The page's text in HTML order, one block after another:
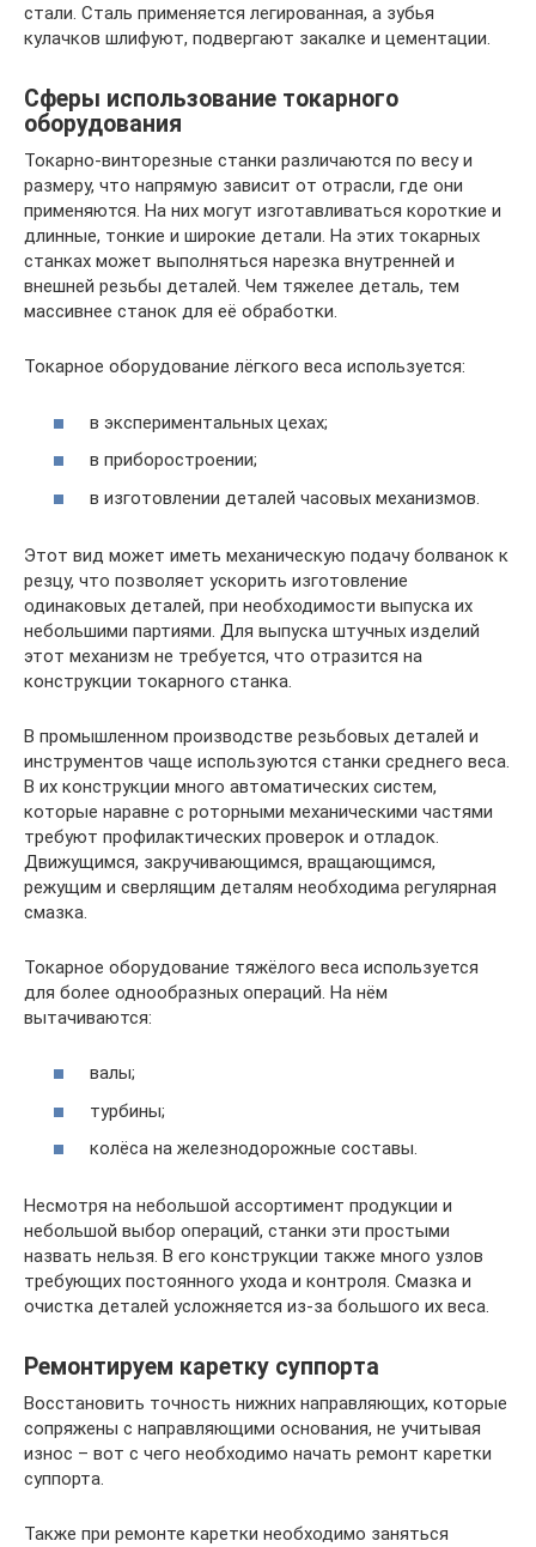
стали. Сталь применяется легированная, а зубья
кулачков шлифуют, подвергают закалке и цементации.
Сферы использование токарного
оборудования
Токарно-винторезные станки различаются по весу и
размеру, что напрямую зависит от отрасли, где они
применяются. На них могут изготавливаться короткие и
длинные, тонкие и широкие детали. На этих токарных
станках может выполняться нарезка внутренней и
внешней резьбы деталей. Чем тяжелее деталь, тем
массивнее станок для её обработки.
Токарное оборудование лёгкого веса используется:
в экспериментальных цехах;
в приборостроении;
в изготовлении деталей часовых механизмов.
Этот вид может иметь механическую подачу болванок к
резцу, что позволяет ускорить изготовление
одинаковых деталей, при необходимости выпуска их
небольшими партиями. Для выпуска штучных изделий
этот механизм не требуется, что отразится на
конструкции токарного станка.
В промышленном производстве резьбовых деталей и
инструментов чаще используются станки среднего веса.
В их конструкции много автоматических систем,
которые наравне с роторными механическими частями
требуют профилактических проверок и отладок.
Движущимся, закручивающимся, вращающимся,
режущим и сверлящим деталям необходима регулярная
смазка.
Токарное оборудование тяжёлого веса используется
для более однообразных операций. На нём
вытачиваются:
валы;
турбины;
колёса на железнодорожные составы.
Несмотря на небольшой ассортимент продукции и
небольшой выбор операций, станки эти простыми
назвать нельзя. В его конструкции также много узлов
требующих постоянного ухода и контроля. Смазка и
очистка деталей усложняется из-за большого их веса.
Ремонтируем каретку суппорта
Восстановить точность нижних направляющих, которые
сопряжены с направляющими основания, не учитывая
износ – вот с чего необходимо начать ремонт каретки
суппорта.
Также при ремонте каретки необходимо заняться